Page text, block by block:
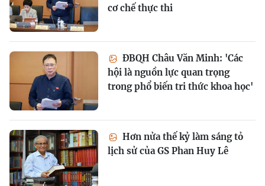
cơ chế thực thi
ĐBQH Châu Văn Minh: 'Các
hội là nguồn lực quan trọng
trong phổ biến tri thức khoa học'
Hơn nửa thế kỷ làm sáng tỏ
lịch sử của GS Phan Huy Lê